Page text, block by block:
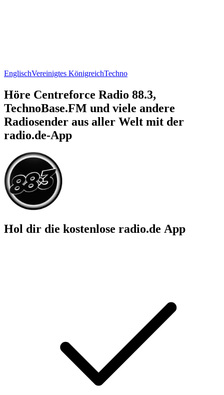
EnglischVereinigtes KönigreichTechno
Höre Centreforce Radio 88.3,
TechnoBase.FM und viele andere
Radiosender aus aller Welt mit der
radio.de-App
Hol dir die kostenlose radio.de App